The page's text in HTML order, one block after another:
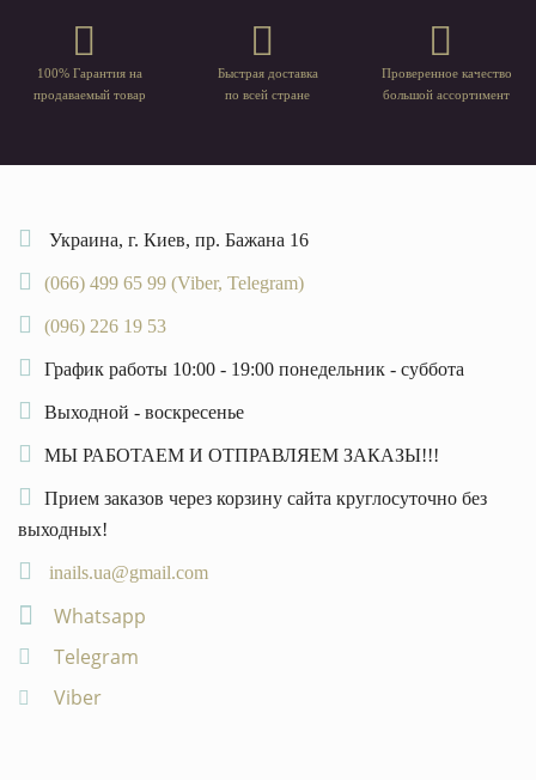
100% Гарантия на
продаваемый товар
Быстрая доставка
по всей стране
Проверенное качество
большой ассортимент
Украина, г. Киев, пр. Бажана 16
(066) 499 65 99 (Viber, Telegram)
(096) 226 19 53
График работы 10:00 - 19:00 понедельник - суббота
Выходной - воскресенье
МЫ РАБОТАЕМ И ОТПРАВЛЯЕМ ЗАКАЗЫ!!!
Прием заказов через корзину сайта круглосуточно без
выходных!
inails.ua@gmail.com
Whatsapp
Telegram
Viber